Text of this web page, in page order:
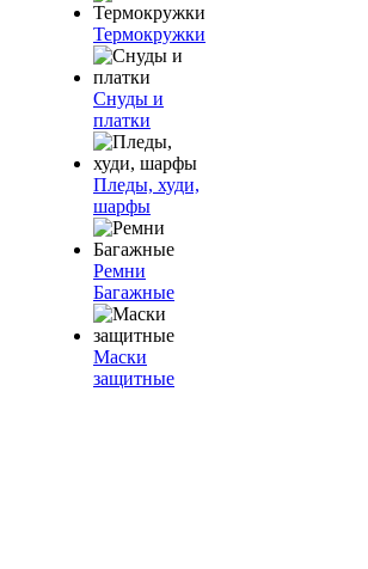
Термокружки
Снуды и
платки
Пледы, худи,
шарфы
Ремни
Багажные
Маски
защитные